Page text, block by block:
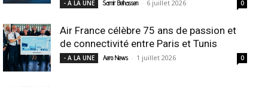
- A LA UNE Samir Belhassen - 6 juillet 2026 0
Air France célèbre 75 ans de passion et
de connectivité entre Paris et Tunis
- A LA UNE Aero News - 1 juillet 2026 0